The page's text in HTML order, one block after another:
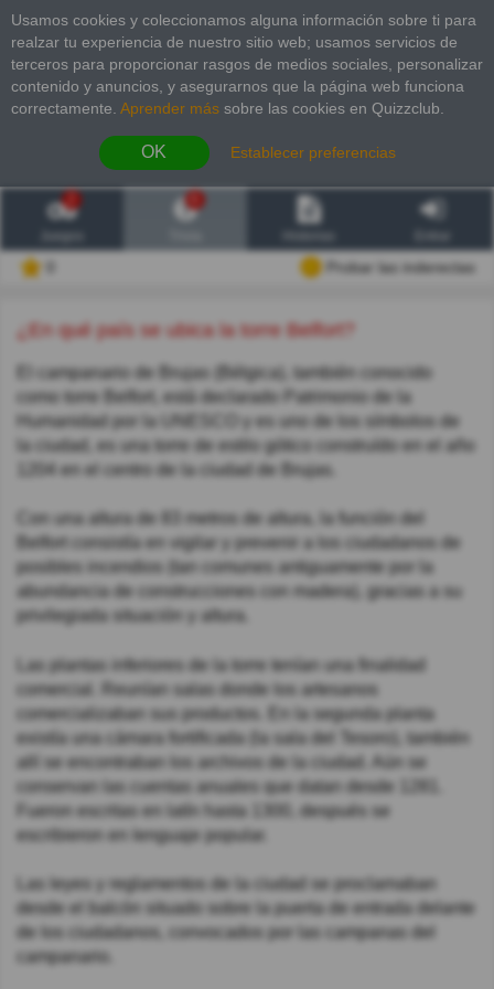
Usamos cookies y coleccionamos alguna información sobre ti para
realzar tu experiencia de nuestro sitio web; usamos servicios de
terceros para proporcionar rasgos de medios sociales, personalizar
contenido y anuncios, y asegurarnos que la página web funciona
correctamente. Aprender más sobre las cookies en Quizzclub.
OK Establecer preferencias
2
Probar las inderectas
¿En qué país se ubica la torre Belfort?
El campanario de Brujas (Bélgica), también conocido
como torre Belfort, está declarado Patrimonio de la
Humanidad por la UNESCO y es uno de los símbolos de
la ciudad, es una torre de estilo gótico construído en el año
1204 en el centro de la ciudad de Brujas.
Con una altura de 83 metros de altura, la función del
Belfort consistía en vigilar y prevenir a los ciudadanos de
posibles incendios (tan comunes antiguamente por la
abundancia de construcciones con madera), gracias a su
privilegiada situación y altura.
Las plantas inferiores de la torre tenían una finalidad
comercial. Reunían salas donde los artesanos
comercializaban sus productos. En la segunda planta
existía una cámara fortificada (la sala del Tesoro), también
allí se encontraban los archivos de la ciudad. Aún se
conservan las cuentas anuales que datan desde 1281.
Fueron escritas en latín hasta 1300, después se
escribieron en lenguaje popular.
Las leyes y reglamentos de la ciudad se proclamaban
desde el balcón situado sobre la puerta de entrada delante
de los ciudadanos, convocados por las campanas del
campanario.